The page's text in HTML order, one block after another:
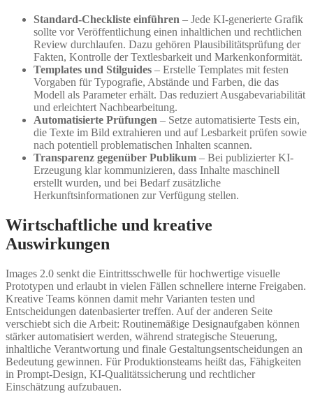
Standard-Checkliste einführen – Jede KI-generierte Grafik
sollte vor Veröffentlichung einen inhaltlichen und rechtlichen
Review durchlaufen. Dazu gehören Plausibilitätsprüfung der
Fakten, Kontrolle der Textlesbarkeit und Markenkonformität.
Templates und Stilguides – Erstelle Templates mit festen
Vorgaben für Typografie, Abstände und Farben, die das
Modell als Parameter erhält. Das reduziert Ausgabevariabilität
und erleichtert Nachbearbeitung.
Automatisierte Prüfungen – Setze automatisierte Tests ein,
die Texte im Bild extrahieren und auf Lesbarkeit prüfen sowie
nach potentiell problematischen Inhalten scannen.
Transparenz gegenüber Publikum – Bei publizierter KI-
Erzeugung klar kommunizieren, dass Inhalte maschinell
erstellt wurden, und bei Bedarf zusätzliche
Herkunftsinformationen zur Verfügung stellen.
Wirtschaftliche und kreative
Auswirkungen
Images 2.0 senkt die Eintrittsschwelle für hochwertige visuelle
Prototypen und erlaubt in vielen Fällen schnellere interne Freigaben.
Kreative Teams können damit mehr Varianten testen und
Entscheidungen datenbasierter treffen. Auf der anderen Seite
verschiebt sich die Arbeit: Routinemäßige Designaufgaben können
stärker automatisiert werden, während strategische Steuerung,
inhaltliche Verantwortung und finale Gestaltungsentscheidungen an
Bedeutung gewinnen. Für Produktionsteams heißt das, Fähigkeiten
in Prompt-Design, KI-Qualitätssicherung und rechtlicher
Einschätzung aufzubauen.